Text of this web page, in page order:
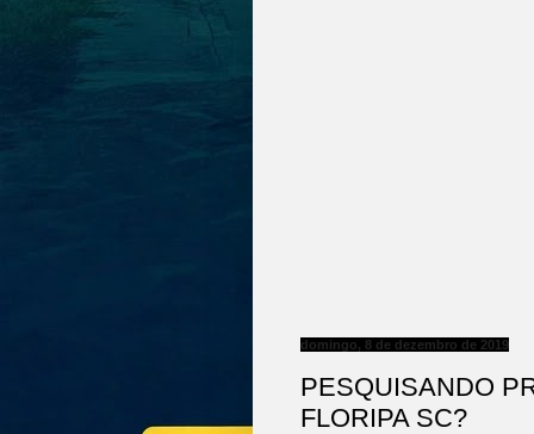
domingo, 8 de dezembro de 2019
PESQUISANDO
FLORIPA SC?